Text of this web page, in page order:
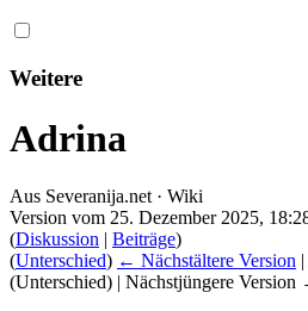
Weitere
Adrina
Aus Severanija.net · Wiki
Version vom 25. Dezember 2025,
(Diskussion | Beiträge)
(Unterschied) ← Nächstältere Version
(Unterschied) | Nächstjüngere